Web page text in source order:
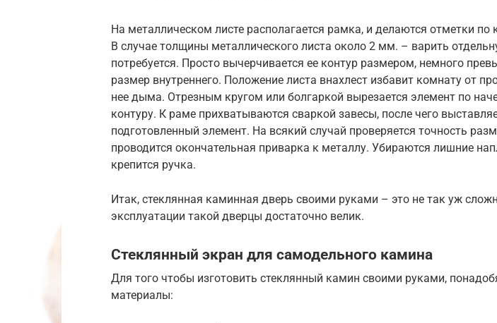
На металлическом листе располагается рамка, и делаются отметки по
В случае толщины металлического листа около 2 мм. – варить
потребуется. Просто вычерчивается ее контур размером, немного
размер внутреннего. Положение листа внахлест избавит комнату от
нее дыма. Отрезным кругом или болгаркой вырезается элемент по
контуру. К раме прихватываются сваркой завесы, после чего
подготовленный элемент. На всякий случай проверяется точность
проводится окончательная приварка к металлу. Убираются лишние
крепится ручка.
Итак, стеклянная каминная дверь своими руками – это не так уж
эксплуатации такой дверцы достаточно велик.
Стеклянный экран для самодельного камина
Для того чтобы изготовить стеклянный камин своими руками,
материалы: